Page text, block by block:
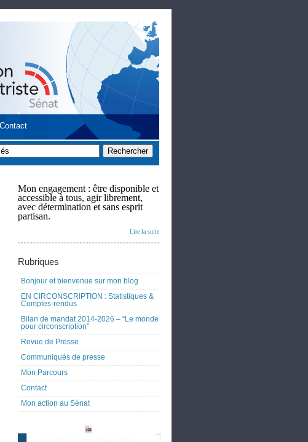
Contact
Mon engagement : être disponible et
accessible à tous, agir librement,
avec détermination et sans esprit
partisan.
Lire la suite
Rubriques
Bonjour et bienvenue sur mon blog
EN CIRCONSCRIPTION : Statistiques &
Comptes-rendus
Bilan de mandat 2014-2026 – “Le monde
pour circonscription”
Revue de Presse
Communiqués de presse
Mon Parcours
Contact
Mon action au Sénat